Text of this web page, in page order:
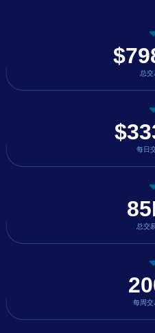
总交
每日
总交
每周交